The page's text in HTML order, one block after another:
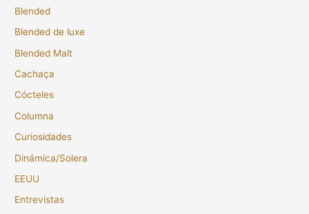
Blended
Blended de luxe
Blended Malt
Cachaça
Cócteles
Columna
Curiosidades
Dinámica/Solera
EEUU
Entrevistas